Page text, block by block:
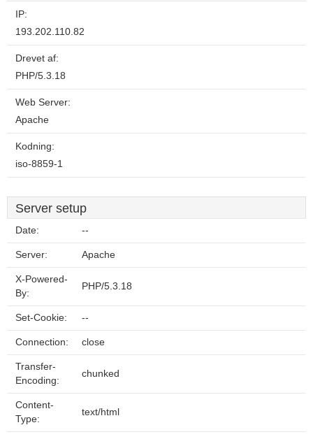
IP:
193.202.110.82
Drevet af:
PHP/5.3.18
Web Server:
Apache
Kodning:
iso-8859-1
Server setup
Date: --
Server: Apache
X-Powered-
By:
PHP/5.3.18
Set-Cookie: --
Connection: close
Transfer-
Encoding:
chunked
Content-
Type:
text/html